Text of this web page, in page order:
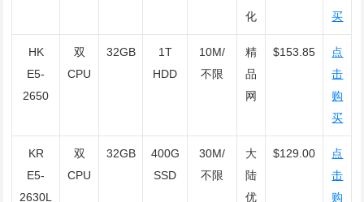
化
买
HK
E5-
2650
双
CPU
32GB
1T
HDD
10M/
不限
精
品
网
$153.85
点
击
购
买
KR
E5-
2630L
双
CPU
32GB
400G
SSD
30M/
不限
大
陆
优
$129.00
点
击
购